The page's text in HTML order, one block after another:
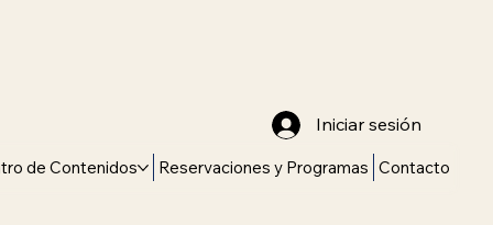
de Contenidos Reservaciones y Programas Contacto
Iniciar sesión